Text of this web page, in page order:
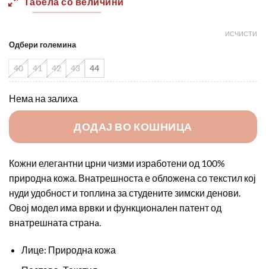
3900,00 ден.
Одбери големина
40 41 42 43 44
ИСЧИСТИ
Нема на залиха
ДОДАЈ ВО КОШНИЦА
Кожни елегантни црни чизми изработени од 100%
природна кожа. Внатрешноста е обложена со текстил кој
нуди удобност и топлина за студените зимски денови.
Овој модел има врвки и функционалeн патент од
внатрешната странa.
Лице: Природна кожа